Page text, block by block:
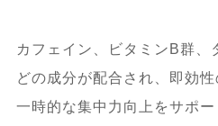
カフェイン、ビタミンB群、
どの成分が配合され、即効
一時的な集中力向上をサポ